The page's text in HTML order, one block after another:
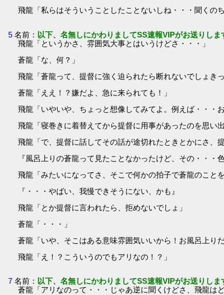
飛龍「私らはそういうことしたことないしね・・・聞くのち
5 名前： 以下、名無しにかわりましてSS速報VIPがお送りしま
飛龍「というかさ、雰囲気大事とはいうけどさ・・・」
蒼龍「な、何？」
飛龍「蒼龍って、提督に強く迫られたら断れないでしょきっ
蒼龍「ええ！？嫌だよ、急に来られても！」
飛龍「いやいや、ちょっと想像してみてよ。例えば・・・
飛龍「寝巻きに着替えてから提督に用事があったのを思い
飛龍「で、提督に話してその話が途切れたときとかにさ、提
『風呂上りの蒼龍って見たことなかったけど、その・・・
飛龍「みたいになってさ、そこで何かの拍子で蒼龍のこと
『・・・やばい、我慢できそうにない、かも』
飛龍「とか提督に言われたら、拒めないでしょ」
蒼龍「・・・」
蒼龍「いや、そこはある意味雰囲気いいから！お風呂上り
飛龍「え！？こういうのでもアリなの！？」
7 名前： 以下、名無しにかわりましてSS速報VIPがお送りしま
蒼龍「アリなのって・・・じゃあ逆に聞くけどさ、飛龍はど